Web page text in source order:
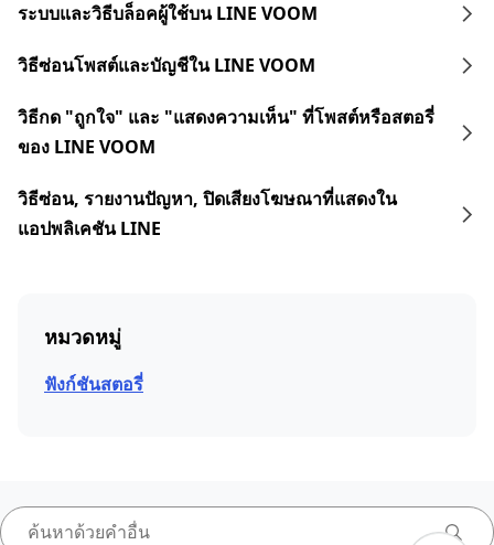
ระบบและวิธีบล็อคผู้ใช้บน LINE VOOM
วิธีซ่อนโพสต์และบัญชีใน LINE VOOM
วิธีกด "ถูกใจ" และ "แสดงความเห็น" ที่โพสต์หรือสตอรี่
ของ LINE VOOM
วิธีซ่อน, รายงานปัญหา, ปิดเสียงโฆษณาที่แสดงใน
แอปพลิเคชัน LINE
หมวดหมู่
ฟังก์ชันสตอรี่